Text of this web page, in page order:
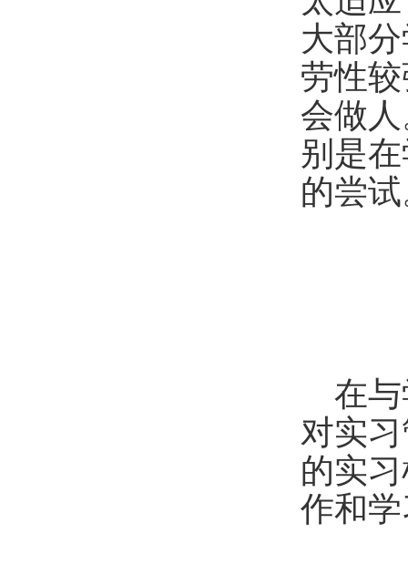
大部
劳性
会做
别是
的尝
在
对实
的实
作和